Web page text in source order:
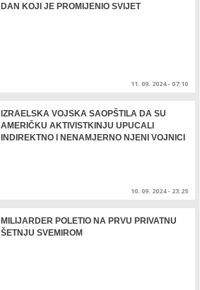
DAN KOJI JE PROMIJENIO SVIJET
11. 09. 2024 - 07:10
IZRAELSKA VOJSKA SAOPŠTILA DA SU
AMERIČKU AKTIVISTKINJU UPUCALI
INDIREKTNO I NENAMJERNO NJENI VOJNICI
10. 09. 2024 - 23:25
MILIJARDER POLETIO NA PRVU PRIVATNU
ŠETNJU SVEMIROM